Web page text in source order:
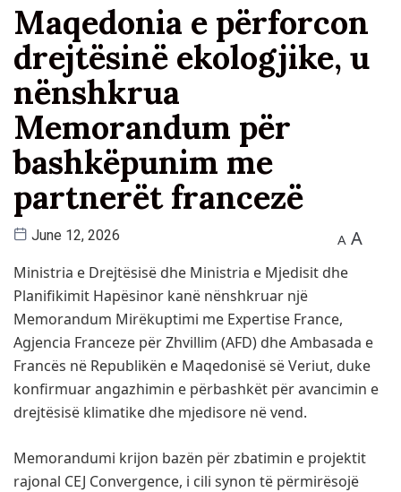
Maqedonia e përforcon
drejtësinë ekologjike, u
nënshkrua
Memorandum për
bashkëpunim me
partnerët francezë
June 12, 2026 A A
Ministria e Drejtësisë dhe Ministria e Mjedisit dhe
Planifikimit Hapësinor kanë nënshkruar një
Memorandum Mirëkuptimi me Expertise France,
Agjencia Franceze për Zhvillim (AFD) dheAmbasada e
Francës në Republikën e Maqedonisë së Veriut, duke
konfirmuar angazhimin e përbashkët për avancimin e
drejtësisë klimatike dhe mjedisore në vend.
Memorandumi krijon bazën për zbatimin e projektit
rajonal CEJ Convergence, i cili synon të përmirësojë